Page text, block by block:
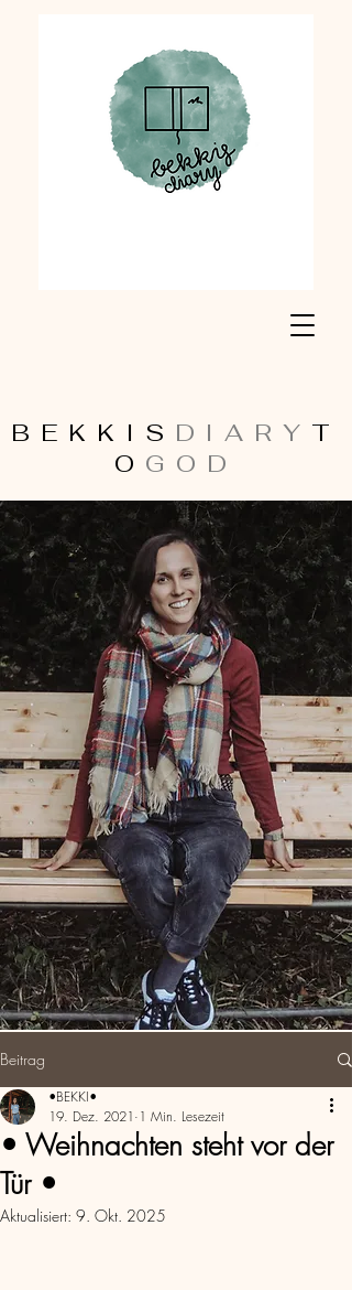
BEKKIS DIARY T
O GOD
Beitrag
• Weihnachten steht vor der
Tür •
•BEKKI•
19. Dez. 2021 1 Min. Lesezeit
Aktualisiert: 9. Okt. 2025